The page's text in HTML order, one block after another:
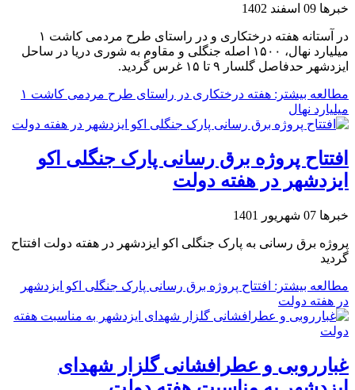
خبرها 09 اسفند 1402
در آستانه هفته درختکاری و در راستای طرح مردمی کاشت ۱
میلیارد نهال، ۱۵۰۰ اصله جنگلی و مقاوم به شوری دریا در ساحل
ایزدشهر حدفاصل گلسار ۹ تا ۱۵ غرس گردید.
مطالعه بیشتر: هفته درختکاری در راستای طرح مردمی کاشت ۱
میلیارد نهال
افتتاح پروژه برق رسانی پارک جنگلی اکو
ایزدشهر در هفته دولت
خبرها 07 شهریور 1401
پروژه برق رسانی به پارک جنگلی اکو ایزدشهر در هفته دولت افتتاح
گردید
مطالعه بیشتر: افتتاح پروژه برق رسانی پارک جنگلی اکو ایزدشهر
در هفته دولت
غبارروبی و عطرافشانی گلزار شهدای